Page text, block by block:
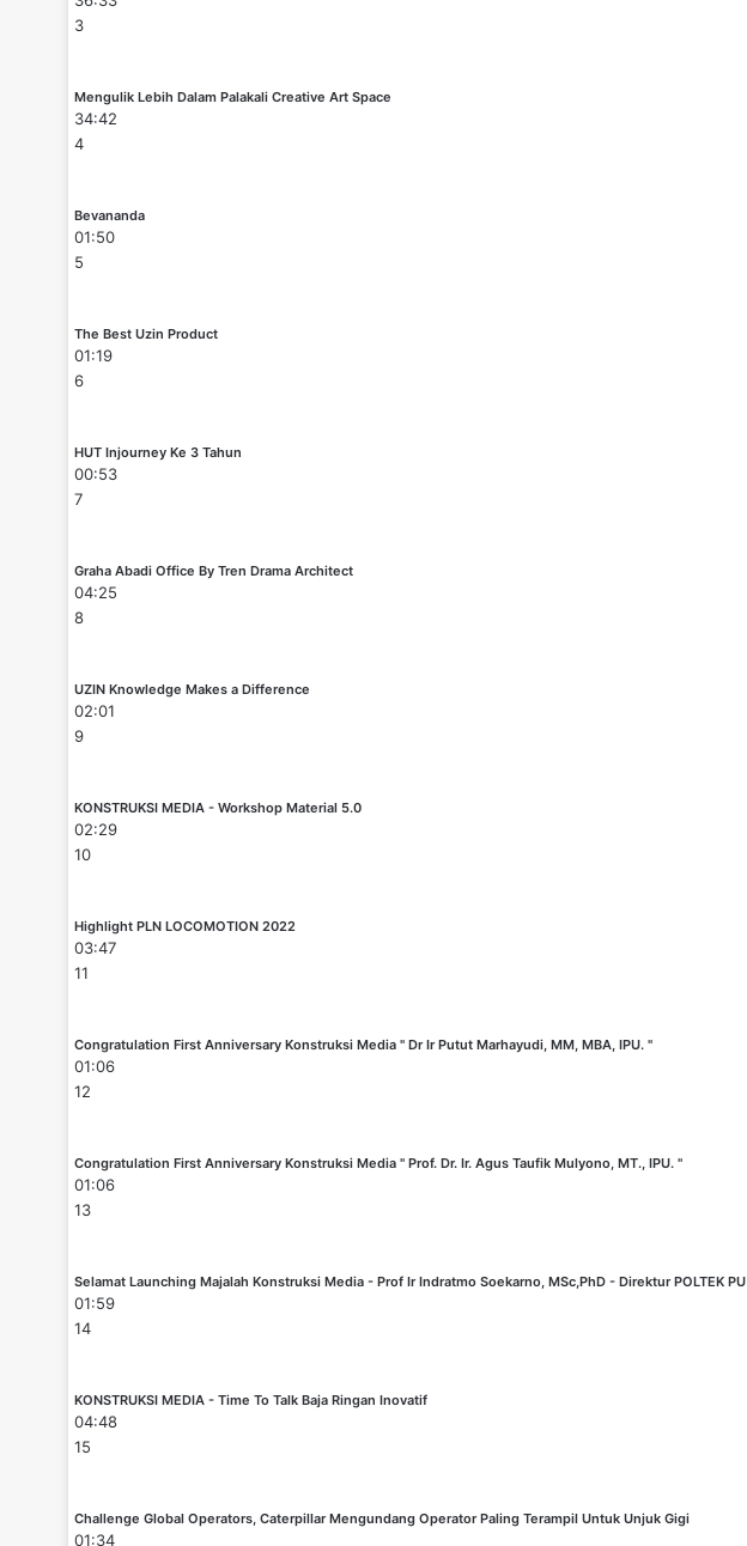
3
Mengulik Lebih Dalam Palakali Creative Art Space
34:42
4
Bevananda
01:50
5
The Best Uzin Product
01:19
6
HUT Injourney Ke 3 Tahun
00:53
7
Graha Abadi Office By Tren Drama Architect
04:25
8
UZIN Knowledge Makes a Difference
02:01
9
KONSTRUKSI MEDIA - Workshop Material 5.0
02:29
10
Highlight PLN LOCOMOTION 2022
03:47
11
Congratulation First Anniversary Konstruksi Media " Dr Ir Putut Marhayudi, MM, MBA, IPU. "
01:06
12
Congratulation First Anniversary Konstruksi Media " Prof. Dr. Ir. Agus Taufik Mulyono, MT., IPU. "
01:06
13
Selamat Launching Majalah Konstruksi Media - Prof Ir Indratmo Soekarno, MSc,PhD - Direktur POLTEK PU
01:59
14
KONSTRUKSI MEDIA - Time To Talk Baja Ringan Inovatif
04:48
15
Challenge Global Operators, Caterpillar Mengundang Operator Paling Terampil Untuk Unjuk Gigi
01:34